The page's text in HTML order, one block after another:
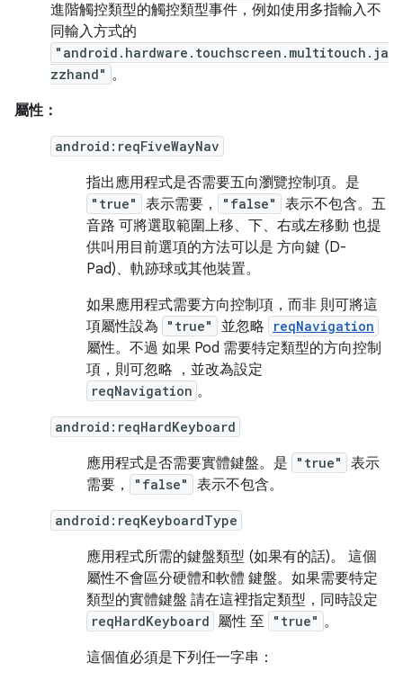
進階觸控類型的觸控類型事件，例如使用多指輸入不
同輸入方式的
"android.hardware.touchscreen.multitouch.ja
zzhand" 。
屬性：
android:reqFiveWayNav
指出應用程式是否需要五向瀏覽控制項。是
"true" 表示需要， "false"
表示不包含。五
音路 可將選取範圍上移、下、右或左移動 也提
供叫用目前選項的方法可以是 方向鍵 (D-
Pad)、軌跡球或其他裝置。
如果應用程式需要方向控制項，而非 則可將這
項屬性設為
"true" 並忽略 reqNavigation
屬性。不過 如果 Pod 需要特定類型的方向控制
項，則可忽略 ，並改為設定
reqNavigation 。
android:reqHardKeyboard
應用程式是否需要實體鍵盤。是 "true"
表示
需要，
"false" 表示不包含。
android:reqKeyboardType
應用程式所需的鍵盤類型 (如果有的話)。 這個
屬性不會區分硬體和軟體 鍵盤。如果需要特定
類型的實體鍵盤 請在這裡指定類型，同時設定
reqHardKeyboard 屬性 至 "true" 。
這個值必須是下列任一字串：